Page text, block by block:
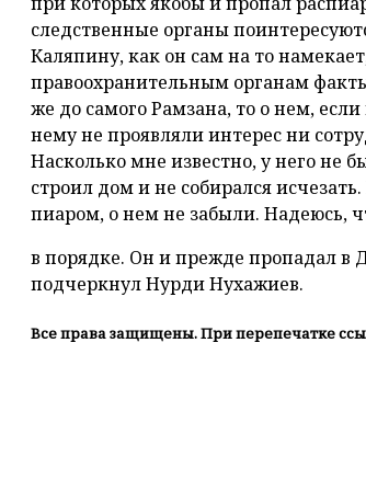
следственные органы
Каляпину, как он сам на то
правоохранительным органам
же до самого Рамзана, то о нем,
нему не проявляли интерес ни
Насколько мне известно, у него не
строил дом и не собирался
пиаром, о нем не забыли. Надеюсь,
в порядке. Он и прежде пропадал в
подчеркнул Нурди Нухажиев.
Все права защищены. При перепечатке